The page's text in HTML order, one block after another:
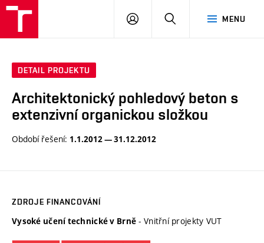
MENU
PŘIHLÁSIT
DETAIL PROJEKTU
Architektonický pohledový beton s
extenzivní organickou složkou
Období řešení: 1.1.2012 — 31.12.2012
ZDROJE FINANCOVÁNÍ
Vysoké učení technické v Brně - Vnitřní projekty VUT